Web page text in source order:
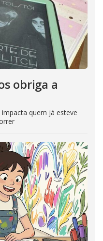
obriga a
impacta quem já esteve